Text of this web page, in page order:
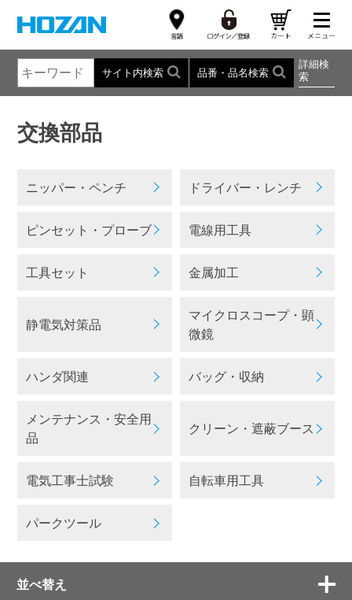
サイト内検索 品番・品名検索
詳細検
索
交換部品
ニッパー・ペンチ ドライバー・レンチ
ピンセット・プローブ 電線用工具
工具セット 金属加工
静電気対策品
マイクロスコープ・顕
微鏡
ハンダ関連 バッグ・収納
メンテナンス・安全用
品
クリーン・遮蔽ブース
電気工事士試験 自転車用工具
パークツール
並べ替え